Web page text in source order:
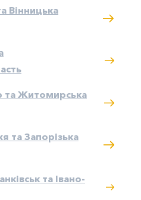
Вінницька
Житомирська
та Запорізька
та Івано-